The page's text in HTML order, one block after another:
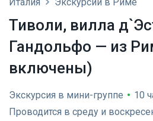
Тиволи, вилла
Гандольфо — из
включены)
Экскурсия в мини-группе • 10
Проводится в среду и